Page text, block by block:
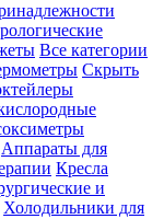
Все категории
Скрыть
Аппараты для
Кресла
и
Холодильники для